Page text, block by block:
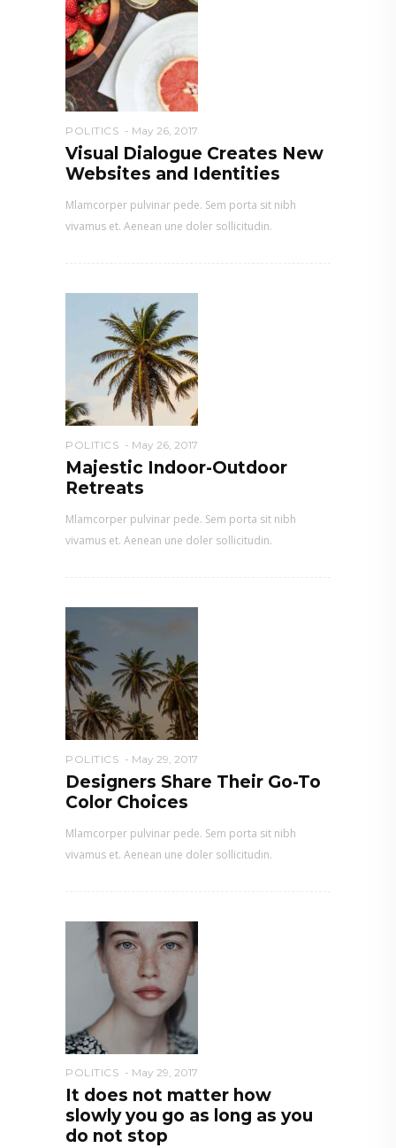
POLITICS May 26, 2017
Visual Dialogue Creates New
Websites and Identities
Mlamcorper pulvinar pede. Sem porta sit nibh
vivamus et. Aenean une doler sollicitudin.
POLITICS May 26, 2017
Majestic Indoor-Outdoor
Retreats
Mlamcorper pulvinar pede. Sem porta sit nibh
vivamus et. Aenean une doler sollicitudin.
POLITICS May 29, 2017
Designers Share Their Go-To
Color Choices
Mlamcorper pulvinar pede. Sem porta sit nibh
vivamus et. Aenean une doler sollicitudin.
POLITICS May 29, 2017
It does not matter how
slowly you go as long as you
do not stop